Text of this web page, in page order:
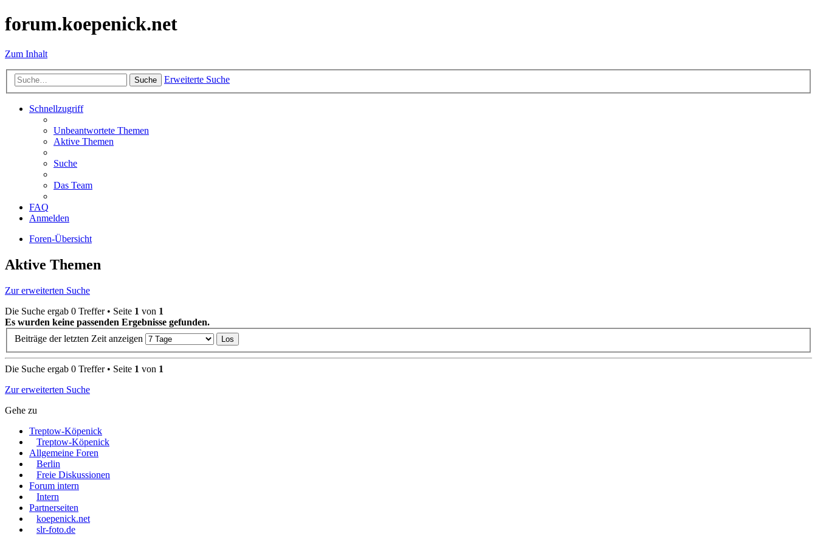
forum.koepenick.net
Zum Inhalt
Suche Erweiterte Suche
Schnellzugriff
Unbeantwortete Themen
Aktive Themen
Suche
Das Team
FAQ
Anmelden
Foren-Übersicht
Aktive Themen
Zur erweiterten Suche
Die Suche ergab 0 Treffer • Seite 1 von 1
Es wurden keine passenden Ergebnisse gefunden.
Beiträge der letzten Zeit anzeigen
Die Suche ergab 0 Treffer • Seite 1 von 1
Zur erweiterten Suche
Gehe zu
Treptow-Köpenick
Treptow-Köpenick
Allgemeine Foren
Berlin
Freie Diskussionen
Forum intern
Intern
Partnerseiten
koepenick.net
slr-foto.de